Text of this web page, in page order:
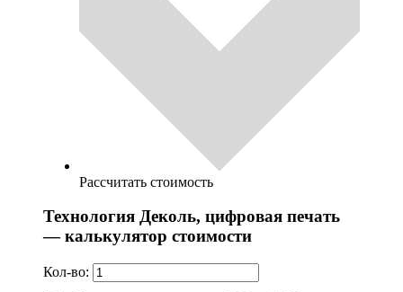
Рассчитать стоимость
Технология Деколь, цифровая печать
— калькулятор стоимости
Кол-во: